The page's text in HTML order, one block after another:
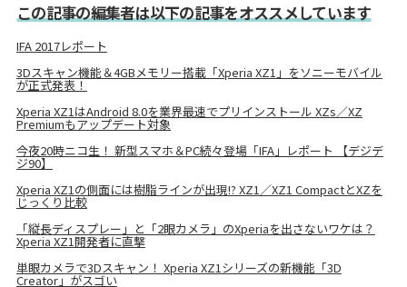
この記事の編集者は以下の記事をオススメしています
IFA 2017レポート
3Dスキャン機能＆4GBメモリー搭載「Xperia XZ1」をソニーモバイル
が正式発表！
Xperia XZ1はAndroid 8.0を業界最速でプリインストール XZs／XZ
Premiumもアップデート対象
今夜20時ニコ生！ 新型スマホ＆PC続々登場「IFA」レポート 【デジデ
ジ90】
Xperia XZ1の側面には樹脂ラインが出現!? XZ1／XZ1 CompactとXZを
じっくり比較
「縦長ディスプレー」と「2眼カメラ」のXperiaを出さないワケは？
Xperia XZ1開発者に直撃
単眼カメラで3Dスキャン！ Xperia XZ1シリーズの新機能「3D
Creator」がスゴい